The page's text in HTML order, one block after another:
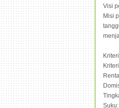
Visi
Misi